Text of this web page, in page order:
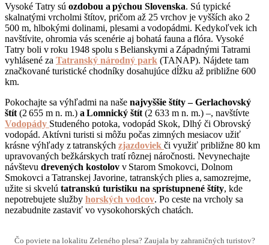
Vysoké Tatry sú ozdobou a pýchou Slovenska. Sú typické
skalnatými vrcholmi štítov, pričom až 25 vrchov je vyšších ako 2
500 m, hlbokými dolinami, plesami a vodopádmi. Kedykoľvek ich
navštívite, ohromia vás scenérie aj bohatá fauna a flóra. Vysoké
Tatry boli v roku 1948 spolu s Belianskymi a Západnými Tatrami
vyhlásené za Tatranský národný park (TANAP). Nájdete tam
značkované turistické chodníky dosahujúce dĺžku až približne 600
km.
Pokochajte sa výhľadmi na naše najvyššie štíty – Gerlachovský
štít (2 655 m n. m.) a Lomnický štít (2 633 m n. m.) –, navštívte
Vodopády Studeného potoka, vodopád Skok, Dlhý či Obrovský
vodopád. Aktívni turisti si môžu počas zimných mesiacov užiť
krásne výhľady z tatranských zjazdoviek či využiť približne 80 km
upravovaných bežkárskych tratí rôznej náročnosti. Nevynechajte
návštevu drevených kostolov v Starom Smokovci, Dolnom
Smokovci a Tatranskej Javorine, tatranských plies a, samozrejme,
užite si skvelú tatranskú turistiku na sprístupnené štíty, kde
nepotrebujete služby horských vodcov. Po ceste na vrcholy sa
nezabudnite zastaviť vo vysokohorských chatách.
Čo poviete na lokalitu Zeleného plesa? Zaujala by zahraničných turistov?